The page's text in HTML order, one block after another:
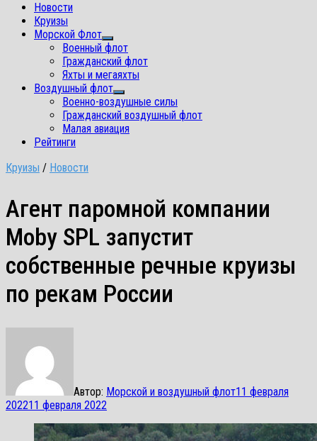
Новости
Круизы
Морской Флот
Показать
подменю
Военный флот
Гражданский флот
Яхты и мегаяхты
Воздушный флот
Показать
подменю
Военно-воздушные силы
Гражданский воздушный флот
Малая авиация
Рейтинги
Круизы / Новости
Агент паромной компании
Moby SPL запустит
собственные речные круизы
по рекам России
Автор: Морской и воздушный флот11 февраля
202211 февраля 2022